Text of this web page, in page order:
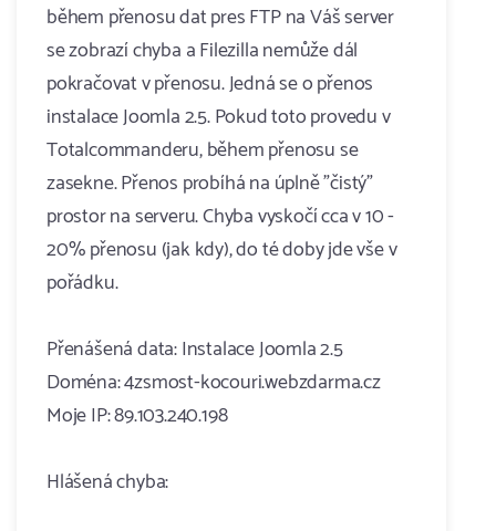
během přenosu dat pres FTP na Váš server
se zobrazí chyba a Filezilla nemůže dál
pokračovat v přenosu. Jedná se o přenos
instalace Joomla 2.5. Pokud toto provedu v
Totalcommanderu, během přenosu se
zasekne. Přenos probíhá na úplně "čistý"
prostor na serveru. Chyba vyskočí cca v 10 -
20% přenosu (jak kdy), do té doby jde vše v
pořádku.
Přenášená data: Instalace Joomla 2.5
Doména: 4zsmost-kocouri.webzdarma.cz
Moje IP: 89.103.240.198
Hlášená chyba: